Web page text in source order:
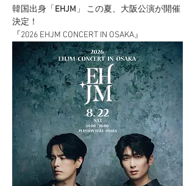
韓国出身「 EHJM」 この夏、大阪公演が開催
決定！
『2026 EHJM CONCERT IN OSAKA』